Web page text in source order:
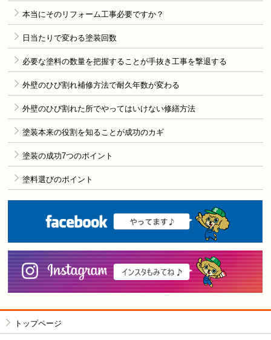
本当にそのリフォーム工事必要ですか？
日当たりで変わる塗装回数
必要な塗料の数量を把握することが手抜き工事を撃退する
外壁のひび割れ補修方法で耐久年数が変わる
外壁のひび割れた所でやってはいけない修繕方法
塗装本来の役割を知ることが成功のカギ
塗装の成功7つのポイント
塗料選びのポイント
トップページ